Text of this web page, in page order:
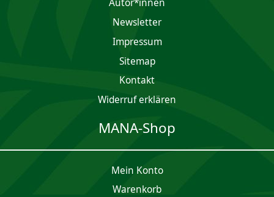
Autor*innen
Newsletter
Impres­sum
Sitemap
Kontakt
Widerruf erklären
MANA-Shop
Mein Konto
Waren­korb